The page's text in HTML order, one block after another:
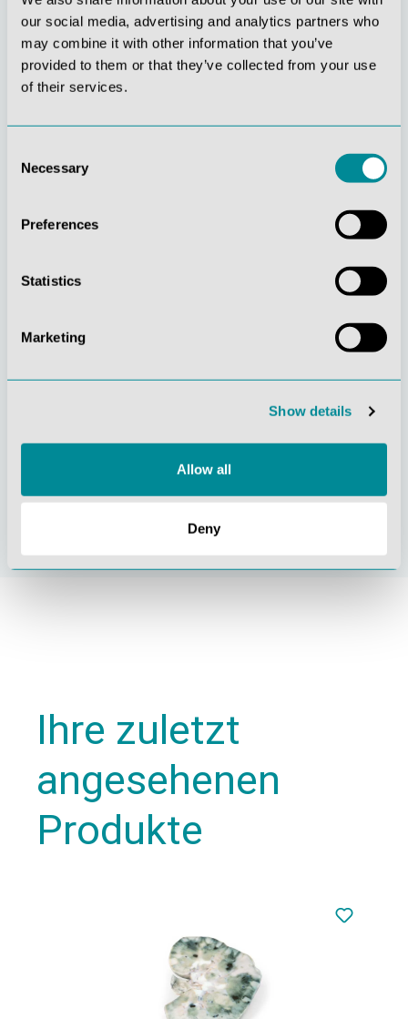
our social media, advertising and analytics partners who
may combine it with other information that you’ve
provided to them or that they’ve collected from your use
of their services.
Selection
Necessary
Preferences
Statistics
Marketing
Show details
Allow all
Deny
Innovationskraft
Verantwortung
Gelebte
Verständnis für
Handeln
9001
Ihre zuletzt
angesehenen
Produkte